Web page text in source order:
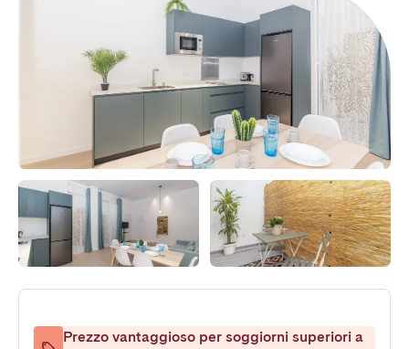
Prezzo vantaggioso per soggiorni superiori a